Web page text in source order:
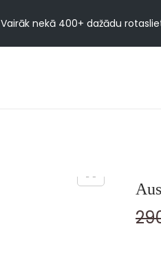
Vairāk nekā 400+ dažādu